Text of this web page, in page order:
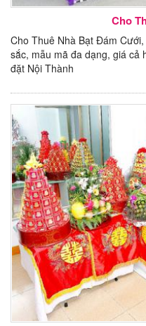
Cho
Cho Thuê Nhà Bạt Đám
sắc, mẫu mã đa dạng, giá cả
đặt Nội Thành